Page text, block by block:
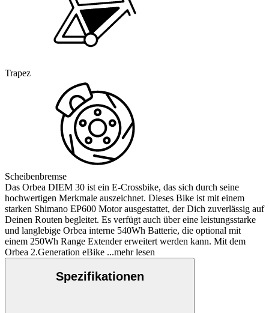
Trapez
Scheibenbremse
Das Orbea DIEM 30 ist ein E-Crossbike, das sich durch seine
hochwertigen Merkmale auszeichnet. Dieses Bike ist mit einem
starken Shimano EP600 Motor ausgestattet, der Dich zuverlässig auf
Deinen Routen begleitet. Es verfügt auch über eine leistungsstarke
und langlebige Orbea interne 540Wh Batterie, die optional mit
einem 250Wh Range Extender erweitert werden kann. Mit dem
Orbea 2.Generation eBike ...mehr lesen
Spezifikationen